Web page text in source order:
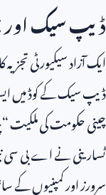
ڈیپ سیک
ایک آزاد سیکیورٹی
ڈیپ سیک کے کوڈ میں
چینی حکومت کی ملکیت
ٹسارینی نے اے بی سی
سرورز اور کمپنیوں کے